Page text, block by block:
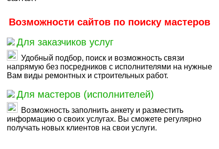
Возможности сайтов по поиску мастеров
Для заказчиков услуг
Удобный подбор, поиск и возможность связи
напрямую без посредников с исполнителями на нужные
Вам виды ремонтных и строительных работ.
Для мастеров (исполнителей)
Возможность заполнить анкету и разместить
информацию о своих услугах. Вы сможете регулярно
получать новых клиентов на свои услуги.